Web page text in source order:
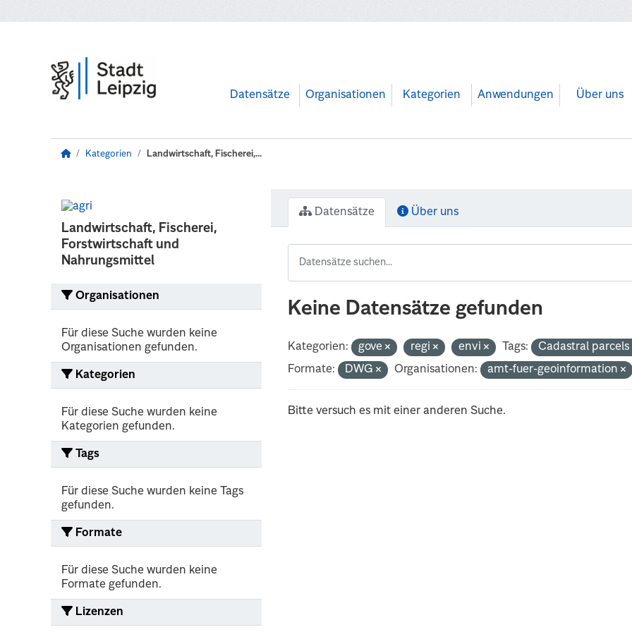
Datensätze Organisationen Kategorien Anwendungen Über uns
Kategorien Landwirtschaft, Fischerei,...
Landwirtschaft, Fischerei,
Forstwirtschaft und
Nahrungsmittel
Organisationen
Für diese Suche wurden keine
Organisationen gefunden.
Kategorien
Für diese Suche wurden keine
Kategorien gefunden.
Tags
Für diese Suche wurden keine Tags
gefunden.
Formate
Für diese Suche wurden keine
Formate gefunden.
Lizenzen
Datensätze Über uns
Keine Datensätze gefunden
Kategorien: gove regi envi Tags:
Cadastral parcels
Formate:
DWG Organisationen: amt-fuer-geoinformation
Bitte versuch es mit einer anderen Suche.